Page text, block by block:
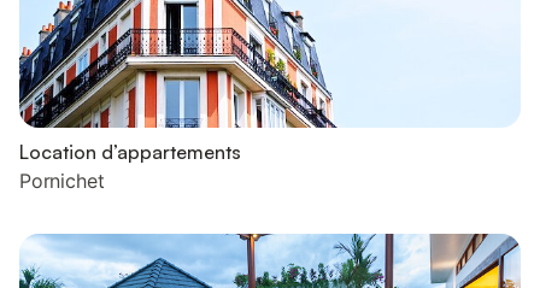
Location d’appartements
Pornichet